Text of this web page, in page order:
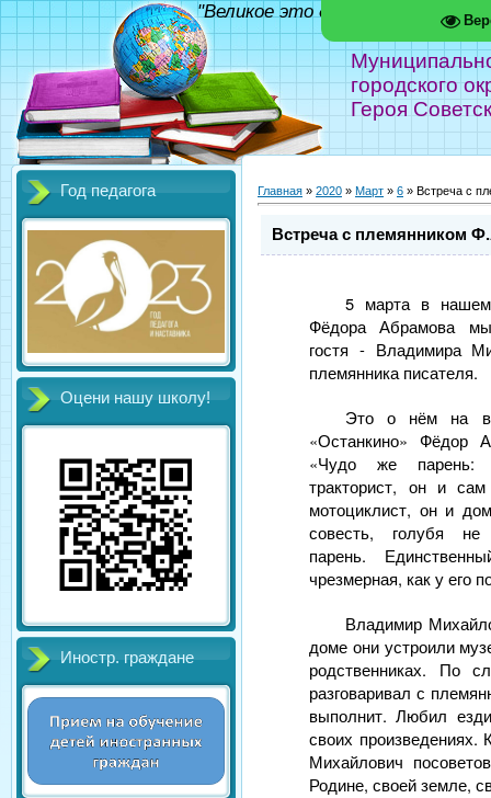
городского
Героя
"Великое это дело - школа!"
Год педагога
Оцени нашу школу!
Иностр. граждане
Главная » 2020 » Март » 6 » Встреча с
Встреча с племянником
5 марта в нашем
Фёдора Абрамова мы
гостя - Владимира
племянника писателя.
Это о нём на
«Останкино» Фёдор
«Чудо же парень:
тракторист, он и
мотоциклист, он и
совесть, голубя не
парень.
чрезмерная, как у его
Владимир
доме они устроили
родственниках. По
разговаривал с
выполнит. Любил
своих произведениях.
Михайлович
Родине, своей земле,